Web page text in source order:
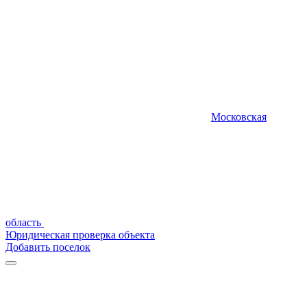
Московская
область
Юридическая проверка объекта
Добавить поселок